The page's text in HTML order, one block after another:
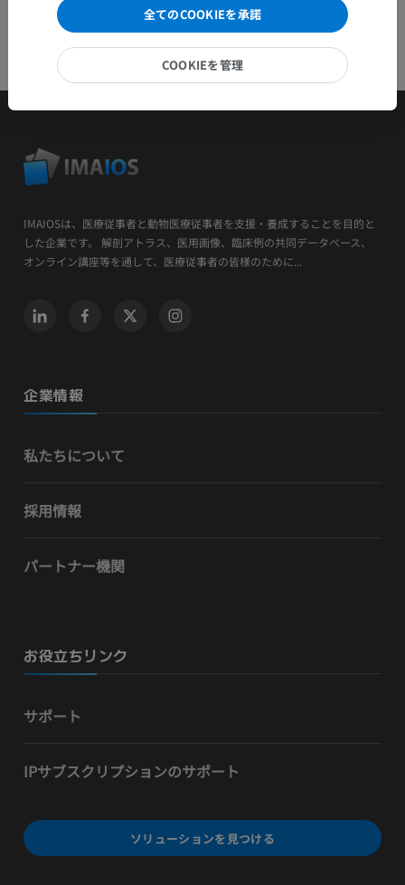
IMAIOSは、医療従事者と動物医療従事者を支援・養成することを目的と
した企業です。 解剖アトラス、医用画像、臨床例の共同データベース、
オンライン講座等を通して、医療従事者の皆様のために...
企業情報
私たちについて
採用情報
パートナー機関
お役立ちリンク
サポート
IPサブスクリプションのサポート
ソリューションを見つける
全てのCOOKIEを承諾
COOKIEを管理